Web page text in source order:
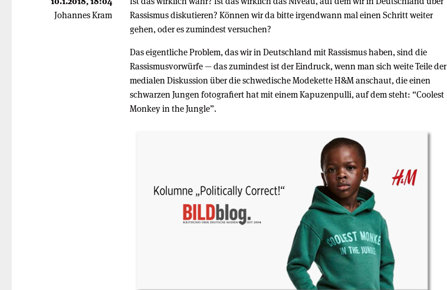
Rassismus diskutieren? Können wir da bitte irgendwann mal einen Schritt weiter
gehen, oder es zumindest versuchen?
Das eigentliche Problem, das wir in Deutschland mit Rassismus haben, sind die
Rassismusvorwürfe — das zumindest ist der Eindruck, wenn man sich weite Teile der
medialen Diskussion über die schwedische Modekette H&M anschaut, die einen
schwarzen Jungen fotografiert hat mit einem Kapuzenpulli, auf dem steht: “Coolest
Monkey in the Jungle”.
Johannes Kram